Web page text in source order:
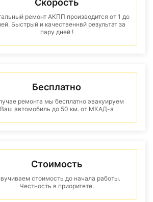
Скорость
ремонт АКПП производится от 1 до
Быстрый и качественнвй результат за
пару дней !
Бесплатно
ремонта мы бесплатно эвакуируем
Ваш автомобиль до 50 км. от МКАД-а
Стоимость
стоимость до начала работы.
Честность в приоритете.